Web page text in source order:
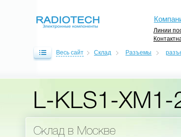
Линии
Весь сайт Склад Разъемы
L-KLS1-XM1-
Склад в Москве